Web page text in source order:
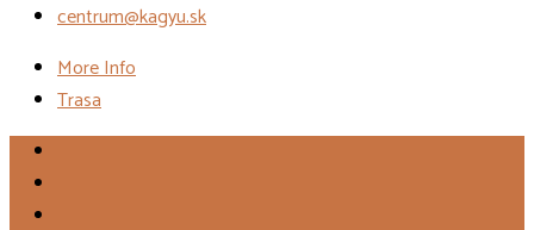
centrum@kagyu.sk
More Info
Trasa